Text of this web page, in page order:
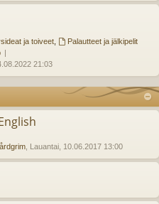
ja toiveet,
Palautteet ja jälkipelit
21:03
, Lauantai, 10.06.2017 13:00